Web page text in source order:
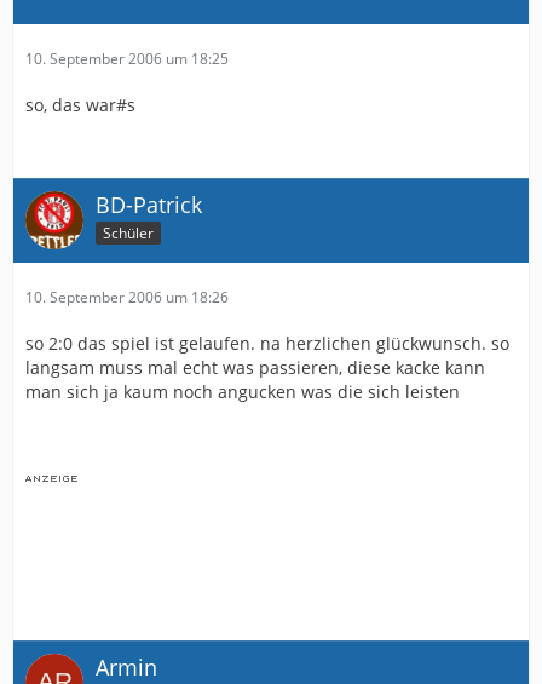
10. September 2006 um 18:25
so, das war#s
BD-Patrick
Schüler
10. September 2006 um 18:26
so 2:0 das spiel ist gelaufen. na herzlichen glückwunsch. so
langsam muss mal echt was passieren, diese kacke kann
man sich ja kaum noch angucken was die sich leisten
Armin